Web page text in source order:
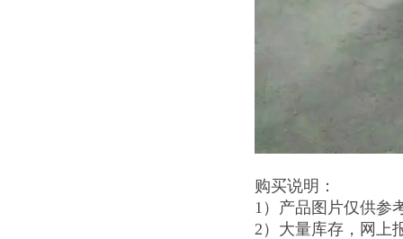
购买说明：
1）产品图片仅供参
2）大量库存，网上